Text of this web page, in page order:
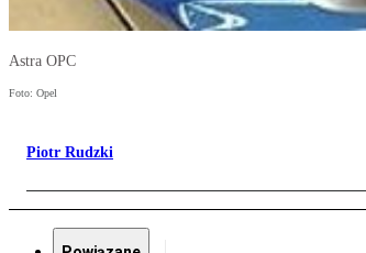
Astra OPC
Foto: Opel
Piotr Rudzki